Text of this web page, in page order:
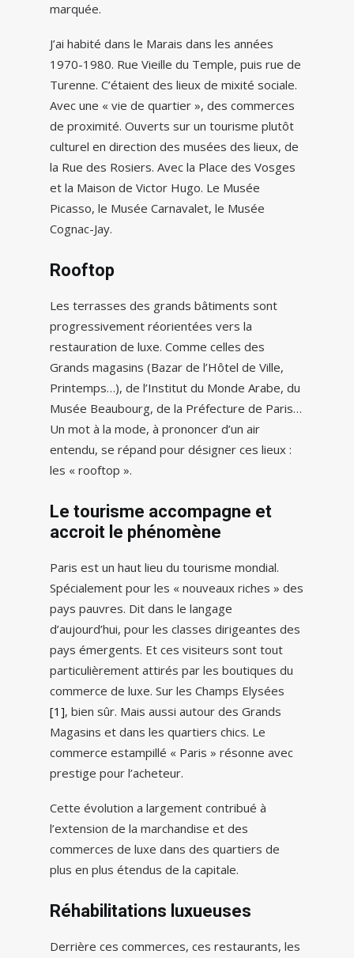
marquée.
J’ai habité dans le Marais dans les années
1970-1980. Rue Vieille du Temple, puis rue de
Turenne. C’étaient des lieux de mixité sociale.
Avec une « vie de quartier », des commerces
de proximité. Ouverts sur un tourisme plutôt
culturel en direction des musées des lieux, de
la Rue des Rosiers. Avec la Place des Vosges
et la Maison de Victor Hugo. Le Musée
Picasso, le Musée Carnavalet, le Musée
Cognac-Jay.
Rooftop
Les terrasses des grands bâtiments sont
progressivement réorientées vers la
restauration de luxe. Comme celles des
Grands magasins (Bazar de l’Hôtel de Ville,
Printemps…), de l’Institut du Monde Arabe, du
Musée Beaubourg, de la Préfecture de Paris…
Un mot à la mode, à prononcer d’un air
entendu, se répand pour désigner ces lieux :
les « rooftop ».
Le tourisme accompagne et
accroit le phénomène
Paris est un haut lieu du tourisme mondial.
Spécialement pour les « nouveaux riches » des
pays pauvres. Dit dans le langage
d’aujourd’hui, pour les classes dirigeantes des
pays émergents. Et ces visiteurs sont tout
particulièrement attirés par les boutiques du
commerce de luxe. Sur les Champs Elysées
[1], bien sûr. Mais aussi autour des Grands
Magasins et dans les quartiers chics. Le
commerce estampillé « Paris » résonne avec
prestige pour l’acheteur.
Cette évolution a largement contribué à
l’extension de la marchandise et des
commerces de luxe dans des quartiers de
plus en plus étendus de la capitale.
Réhabilitations luxueuses
Derrière ces commerces, ces restaurants, les